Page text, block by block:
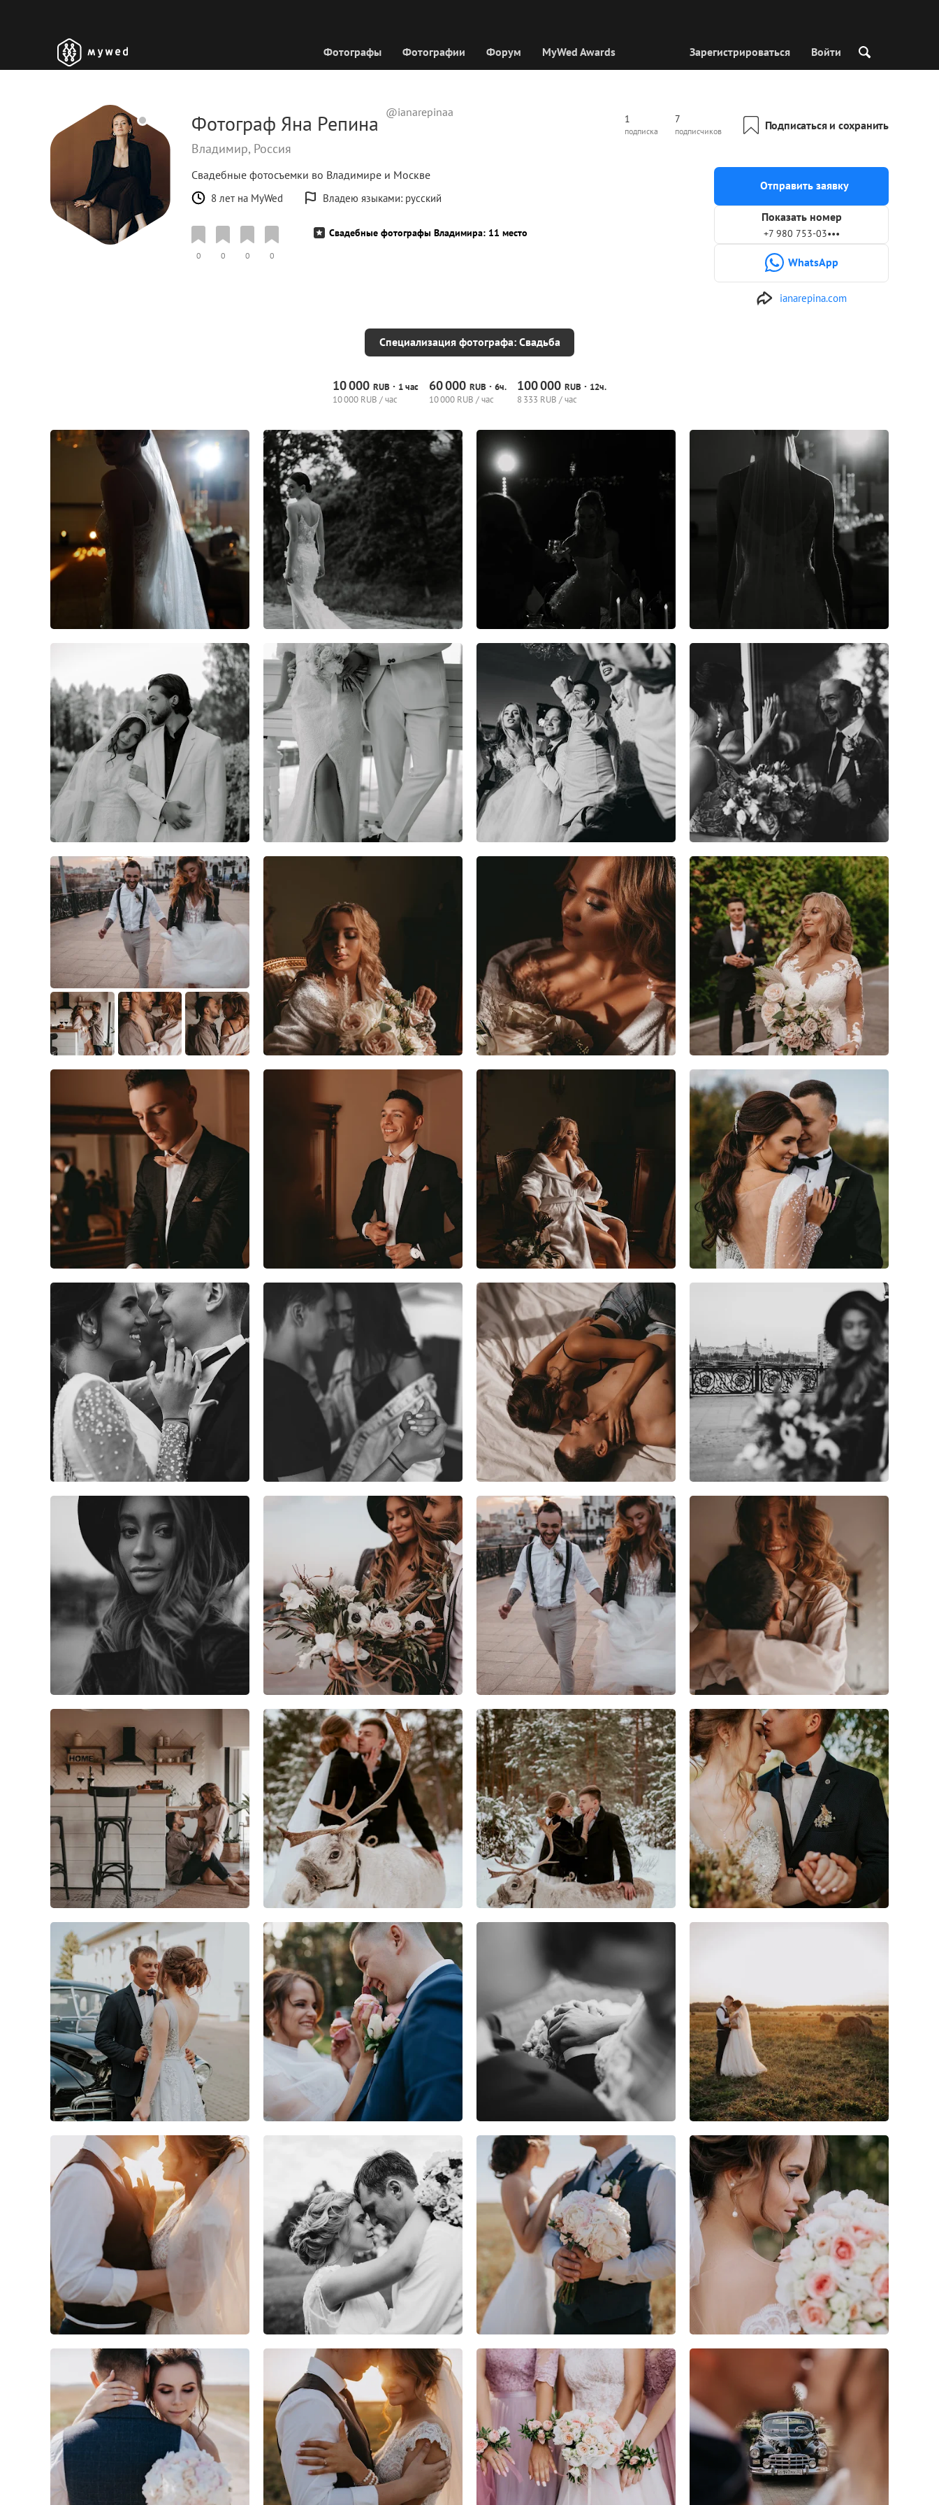
Фотографы Фотографии Форум MyWed Awards Зарегистрироваться Войти
Фотограф Яна Репина @ianarepinaa 1
подписка
7
подписчиков Подписаться и сохранить
Владимир, Россия
Отправить заявку
Показать номер
+7 980 753-03•••
WhatsApp
ianarepina.com
Свадебные фотосъемки во Владимире и Москве
8 лет на MyWed Владею языками: русский
0 0 0 0
Свадебные фотографы Владимира: 11 место
Специализация фотографа: Свадьба
10000RUB · 1 час
10000 RUB / час
60000 RUB· 6ч.
10000 RUB / час
100000 RUB· 12ч.
8 333 RUB / час
0 0
6 0 5 0 0 5 0 0 5 0
5 2 0 3 0 4 1 1 5 1 0
0 0 1 0 9 2 13 3 0
2 0 0 1 0 4 1 0 0
0 0 9 0 0 3 2 0 0 0
4 0 0 2 2 0 5 2 0 0
3 2 1 2 0 3 0 0
0 0 3 0 0 3 0 0 4 0 0
0 6 0 0 7 0 0 6 0 0